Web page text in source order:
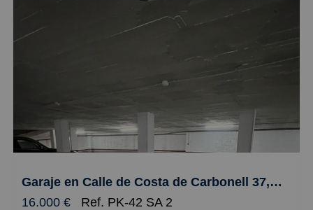
Su ubicación privilegiada ofrece una excelente
comunicación, con fácil acceso a transporte público,
zonas de aparcamiento cercanas y todos los servicios
a su alrededor (bancos, comercios, restauración y
Ideal para oficina profesional, almacén, despacho,
consulta o cualquier tipo de actividad comercial que
busque visibilidad y comodidad en una de las áreas
más dinámicas de la localidad.
Una oportunidad perfecta para emprendedores,
negocio en el corazón de la ciudad.
Garaje en Calle de Costa de Carbonell 37, Fenals, Lloret de Mar
16.000 €
Ref. PK-42 SA 2